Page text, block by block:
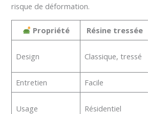
risque de déformation.
Propriété Résine tressée
Design Classique, tressé
Entretien
Facile
Usage Résidentiel